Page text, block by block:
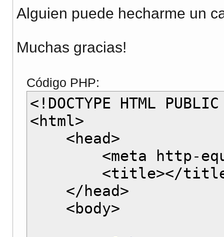
Alguien puede hecharme un
Muchas gracias!
Código PHP:
<!DOCTYPE HTML
<html>
<head>
<meta http-
<title></
</head>
<body>